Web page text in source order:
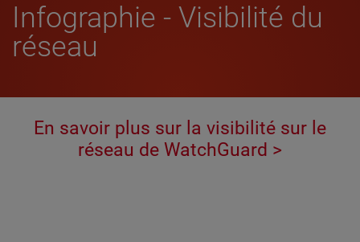
Infographie - Visibilité du
réseau
En savoir plus sur la visibilité sur le
réseau de WatchGuard >